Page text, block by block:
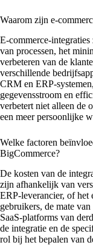
Waarom zijn e-
E-commerce-
van processen, het
verbeteren van de
verschillende
CRM en ERP-
gegevensstroom en
verbetert niet alleen de
een meer persoonlijke
Welke factoren
BigCommerce?
De kosten van de
zijn afhankelijk van
ERP-leverancier, of het
gebruikers, de mate
SaaS-platforms van
de integratie en de
rol bij het bepalen van